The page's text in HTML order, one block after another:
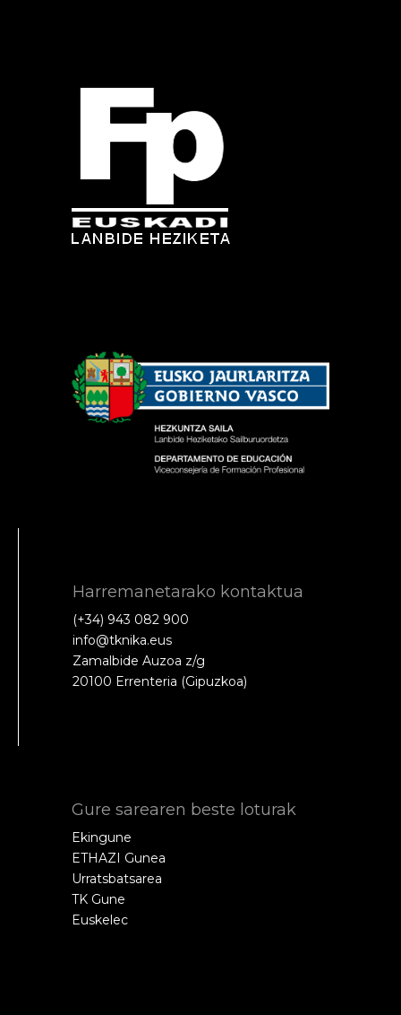
Harremanetarako kontaktua
(+34) 943 082 900
info@tknika.eus
Zamalbide Auzoa z/g
20100 Errenteria (Gipuzkoa)
Gure sarearen beste loturak
Ekingune
ETHAZI Gunea
Urratsbatsarea
TK Gune
Euskelec